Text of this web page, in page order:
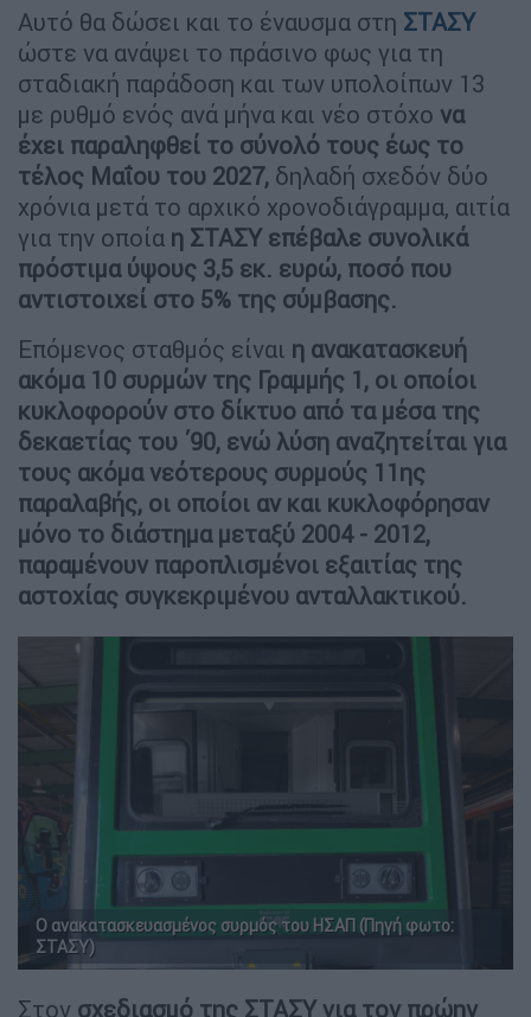
Αυτό θα δώσει και το έναυσμα στη ΣΤΑΣΥ
ώστε να ανάψει το πράσινο φως για τη
σταδιακή παράδοση και των υπολοίπων 13
με ρυθμό ενός ανά μήνα και νέο στόχο να
έχει παραληφθεί το σύνολό τους έως το
τέλος Μαΐου του 2027, δηλαδή σχεδόν δύο
χρόνια μετά το αρχικό χρονοδιάγραμμα, αιτία
για την οποία η ΣΤΑΣΥ επέβαλε συνολικά
πρόστιμα ύψους 3,5 εκ. ευρώ, ποσό που
αντιστοιχεί στο 5% της σύμβασης.
Επόμενος σταθμός είναι η ανακατασκευή
ακόμα 10 συρμών της Γραμμής 1, οι οποίοι
κυκλοφορούν στο δίκτυο από τα μέσα της
δεκαετίας του ΄90, ενώ λύση αναζητείται για
τους ακόμα νεότερους συρμούς 11ης
παραλαβής, οι οποίοι αν και κυκλοφόρησαν
μόνο το διάστημα μεταξύ 2004 - 2012,
παραμένουν παροπλισμένοι εξαιτίας της
αστοχίας συγκεκριμένου ανταλλακτικού.
Ο ανακατασκευασμένος συρμός του ΗΣΑΠ (Πηγή φωτο:
ΣΤΑΣΥ)
Στον σχεδιασμό της ΣΤΑΣΥ για τον πρώην